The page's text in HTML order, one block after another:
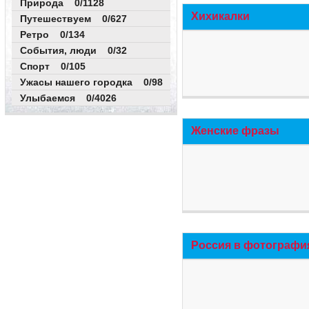
Природа 0/1128
Путешествуем 0/627
Ретро 0/134
События, люди 0/32
Спорт 0/105
Ужасы нашего городка 0/98
Улыбаемся 0/4026
Хихикалки
Женские фразы
Россия в